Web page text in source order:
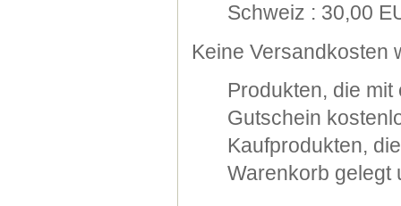
Schweiz : 30,00
Keine Versandkosten
Produkten, die
Gutschein
Kaufprodukten,
Warenkorb gelegt